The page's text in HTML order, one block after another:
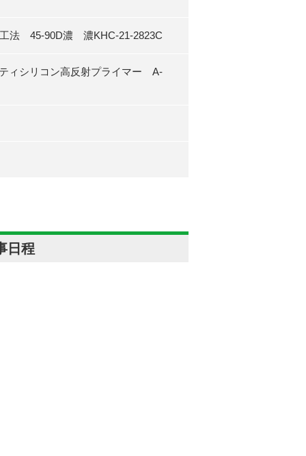
法 45-90D濃 濃KHC-21-2823C
ィシリコン高反射プライマー A-
日程